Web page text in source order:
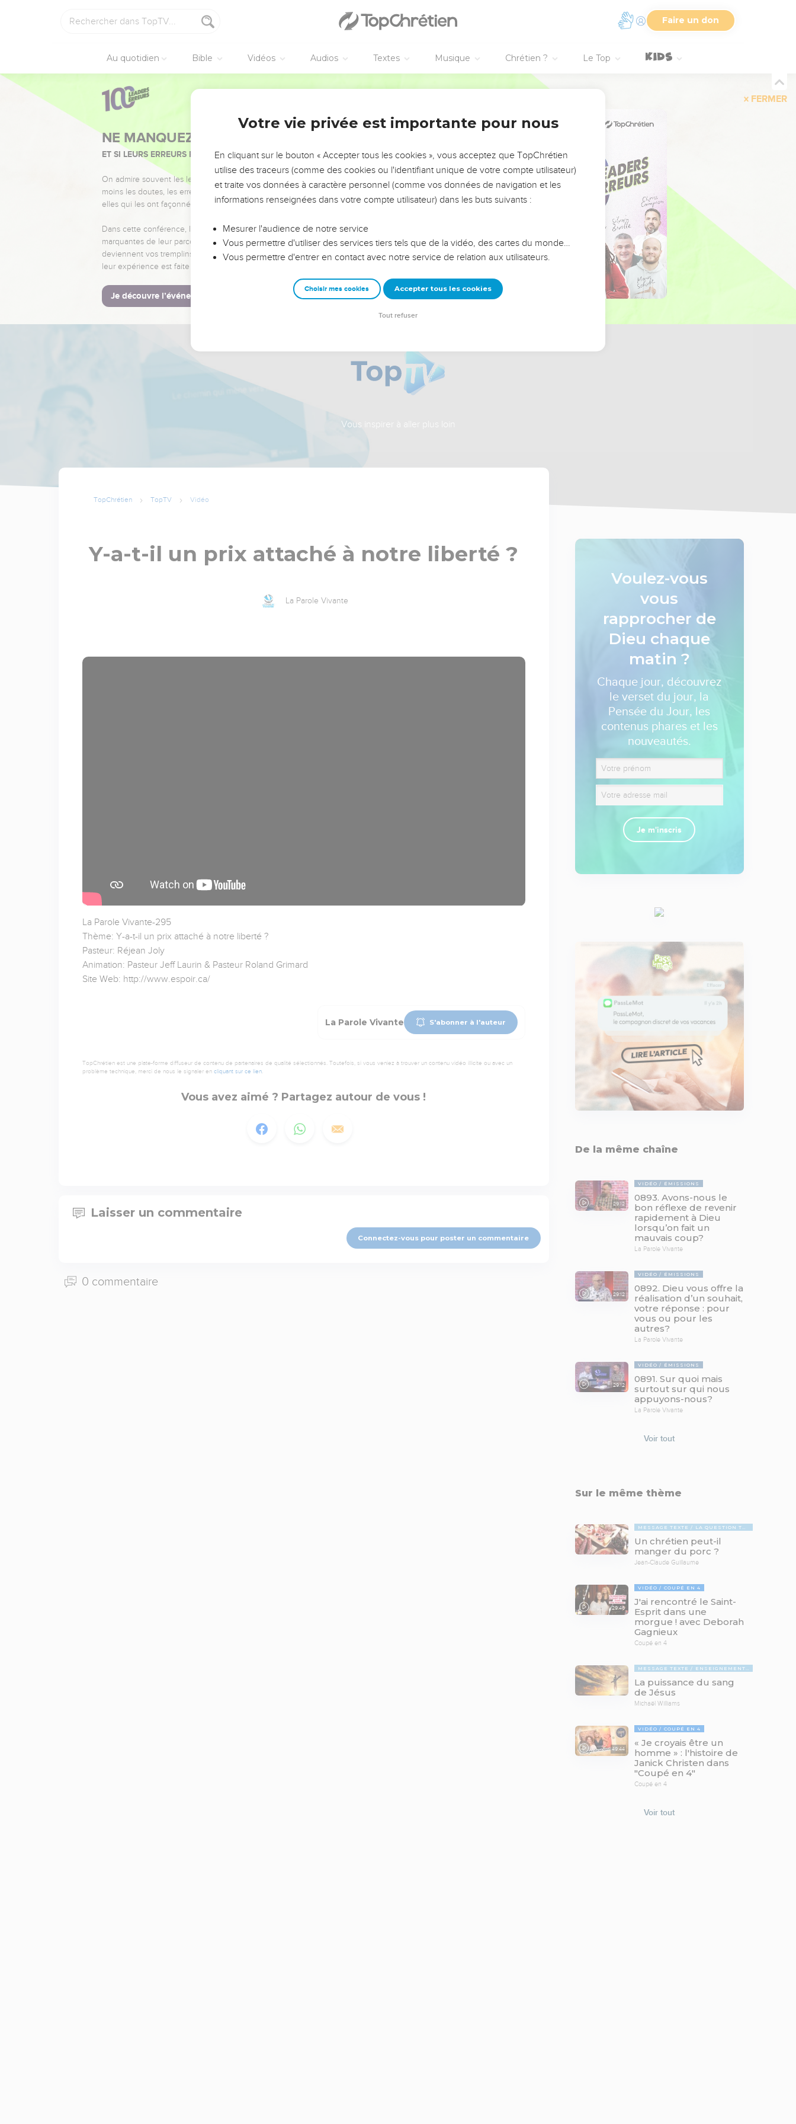
Faire un don
Au quotidien Bible Vidéos Audios Textes Musique Chrétien ? Le Top
FERMER
NE MANQUEZ PAS L’ÉVÉNEMENT DE L’ANNÉE !
ET SI LEURS ERREURS POUVAIENT VOUS ÉVITER LES VOTRES ?
On admire souvent les leaders pour leurs réussites, leur impact, leur foi ou leur vision. Mais on voit
moins les doutes, les erreurs et les saisons difficiles qu'ils ont traversés, alors même que ce sont
elles qui les ont façonnés.
Dans cette conférence, leaders, entrepreneurs, et responsables reviennent sur les erreurs
marquantes de leur parcours et les clés pour avancer avec plus de sagesse afin que leurs erreurs
deviennent vos tremplins. Que vous guidiez un ministère, une équipe, un groupe ou une famille,
leur expérience est faite pour vous.
Je découvre l’événement
Vous inspirer à aller plus loin
TopChrétien TopTV Vidéo
Y-a-t-il un prix attaché à notre liberté ?
La Parole Vivante
La Parole Vivante-295
Thème: Y-a-t-il un prix attaché à notre liberté ?
Pasteur: Réjean Joly
Animation: Pasteur Jeff Laurin & Pasteur Roland Grimard
Site Web: http://www.espoir.ca/
La Parole Vivante S'abonner à l'auteur
TopChrétien est une plate-forme diffuseur de contenu de partenaires de qualité sélectionnés. Toutefois, si vous veniez à trouver un contenu vidéo illicite ou avec un
problème technique, merci de nous le signaler en cliquant sur ce lien.
Vous avez aimé ? Partagez autour de vous !
Laisser un commentaire
Connectez-vous pour poster un commentaire
0 commentaire
Voulez-vous
vous
rapprocher de
Dieu chaque
matin ?
Chaque jour, découvrez
le verset du jour, la
Pensée du Jour, les
contenus phares et les
nouveautés.
Je m'inscris
De la même chaîne
29:12
VIDÉO ÉMISSIONS
0893. Avons-nous le
bon réflexe de revenir
rapidement à Dieu
lorsqu’on fait un
mauvais coup?
La Parole Vivante
29:12
VIDÉO ÉMISSIONS
0892. Dieu vous offre la
réalisation d’un souhait,
votre réponse : pour
vous ou pour les
autres?
La Parole Vivante
29:12
VIDÉO ÉMISSIONS
0891. Sur quoi mais
surtout sur qui nous
appuyons-nous?
La Parole Vivante
Voir tout
Sur le même thème
MESSAGE TEXTE LA QUESTION TABOUE
Un chrétien peut-il
manger du porc ?
Jean-Claude Guillaume
29:46
VIDÉO COUPÉ EN 4
J'ai rencontré le Saint-
Esprit dans une
morgue ! avec Deborah
Gagnieux
Coupé en 4
MESSAGE TEXTE ENSEIGNEMENTS BIBLIQUES
La puissance du sang
de Jésus
Michaël Williams
49:44
VIDÉO COUPÉ EN 4
« Je croyais être un
homme » : l'histoire de
Janick Christen dans
"Coupé en 4"
Coupé en 4
Voir tout
Votre vie privée est importante pour nous
En cliquant sur le bouton « Accepter tous les cookies », vous acceptez que TopChrétien
utilise des traceurs (comme des cookies ou l'identifiant unique de votre compte utilisateur)
et traite vos données à caractère personnel (comme vos données de navigation et les
informations renseignées dans votre compte utilisateur) dans les buts suivants :
Mesurer l'audience de notre service
Vous permettre d'utiliser des services tiers tels que de la vidéo, des cartes du monde…
Vous permettre d'entrer en contact avec notre service de relation aux utilisateurs.
Choisir mes cookies Accepter tous les cookies
Tout refuser